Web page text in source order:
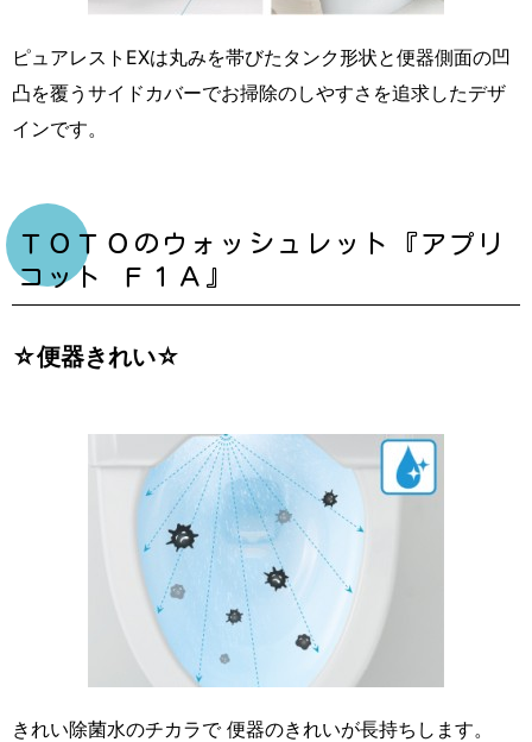
ピュアレストEXは丸みを帯びたタンク形状と便器側面の凹
凸を覆うサイドカバーでお掃除のしやすさを追求したデザ
インです。
ＴＯＴＯのウォッシュレット『アプリ
コット Ｆ１Ａ』
☆便器きれい☆
きれい除菌水のチカラで 便器のきれいが長持ちします。